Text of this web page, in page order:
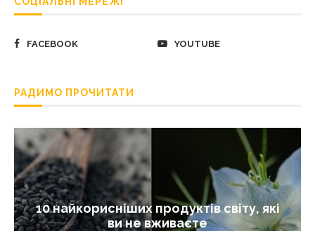
FACEBOOK YOUTUBE
РАДИМО ПРОЧИТАТИ
10 найкорисніших продуктів світу, які
ви не вживаєте